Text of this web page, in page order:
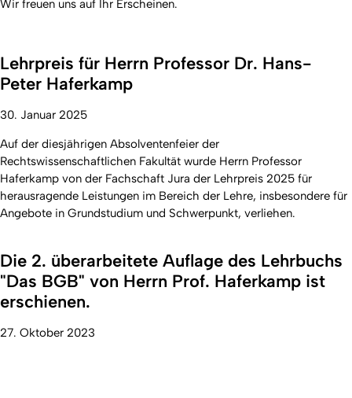
Wir freuen uns auf Ihr Erscheinen.
Lehrpreis für Herrn Professor Dr. Hans-
Peter Haferkamp
30. Januar 2025
Auf der diesjährigen Absolventenfeier der
Rechtswissenschaftlichen Fakultät wurde Herrn Professor
Haferkamp von der Fachschaft Jura der Lehrpreis 2025 für
herausragende Leistungen im Bereich der Lehre, insbesondere für
Angebote in Grundstudium und Schwerpunkt, verliehen.
Die 2. überarbeitete Auflage des Lehrbuchs
"Das BGB" von Herrn Prof. Haferkamp ist
erschienen.
27. Oktober 2023